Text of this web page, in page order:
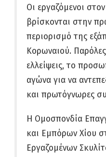
Οι εργαζόμενοι
βρίσκονται στην
περιορισμό της
Κορωναιού.
ελλείψεις, το
αγώνα για να
και πρωτόγνωρες
Η Ομοσπονδία
και Εμπόρων Χίου
Εργαζομένων